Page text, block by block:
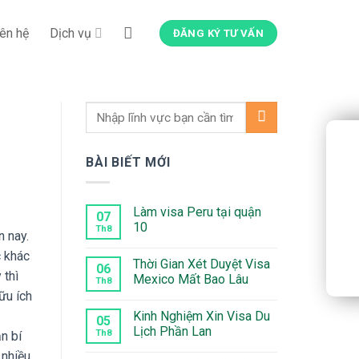
hệ Dịch vụ ĐĂNG KÝ TƯ VẤN
nay.
khác
thì
ích
bí
BÀI BIẾT MỚI
07
Th8
Làm visa Peru tại quận
10
bình
luận
ở
Peru
tại
quận
06
Th8
Thời Gian Xét Duyệt Visa
Mexico Mất Bao Lâu
bình
luận
ở
05
Th8
Kinh Nghiệm Xin Visa Du
Lịch Phần Lan